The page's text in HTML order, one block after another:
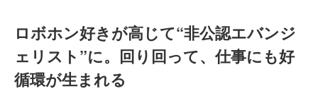
ロボホン好きが高じて“非公認エバンジ
ェリスト”に。回り回って、仕事にも好
循環が生まれる